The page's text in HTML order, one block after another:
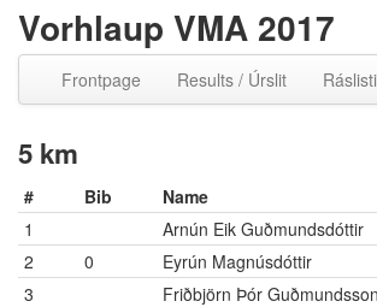
Vorhlaup VMA 2017
Frontpage Results / Úrslit Ráslisti
5 km
# Bib
Name
1
Arnún Eik Guðmundsdóttir
2
0
Eyrún Magnúsdóttir
3
Friðbjörn Þór Guðmundsson